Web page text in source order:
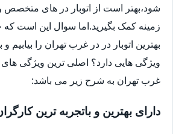
شود،بهتر است از اتوبار در های متخصص و
زمینه کمک بگیرید.اما سوال این است که
بهترین اتوبار در در غرب تهران را بیابیم و
ویژگی هایی دارد؟ اصلی ترین ویژگی های
غرب تهران به شرح زیر می باشد:
دارای بهترین و باتجربه ترین